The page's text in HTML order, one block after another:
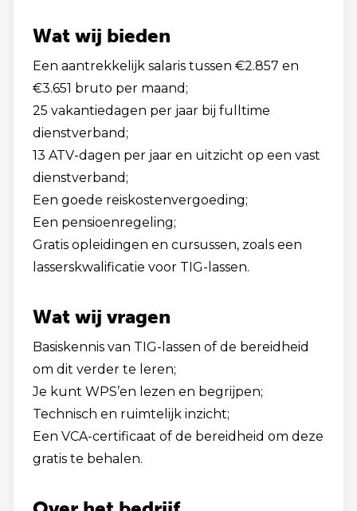
Wat wij bieden
Een aantrekkelijk salaris tussen €2.857 en
€3.651 bruto per maand;
25 vakantiedagen per jaar bij fulltime
dienstverband;
13 ATV-dagen per jaar en uitzicht op een vast
dienstverband;
Een goede reiskostenvergoeding;
Een pensioenregeling;
Gratis opleidingen en cursussen, zoals een
lasserskwalificatie voor TIG-lassen.
Wat wij vragen
Basiskennis van TIG-lassen of de bereidheid
om dit verder te leren;
Je kunt WPS’en lezen en begrijpen;
Technisch en ruimtelijk inzicht;
Een VCA-certificaat of de bereidheid om deze
gratis te behalen.